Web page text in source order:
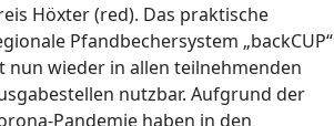
Höxter (red). Das praktische
Pfandbechersystem „backCUP“
nun wieder in allen teilnehmenden
nutzbar. Aufgrund der
Pandemie haben in den